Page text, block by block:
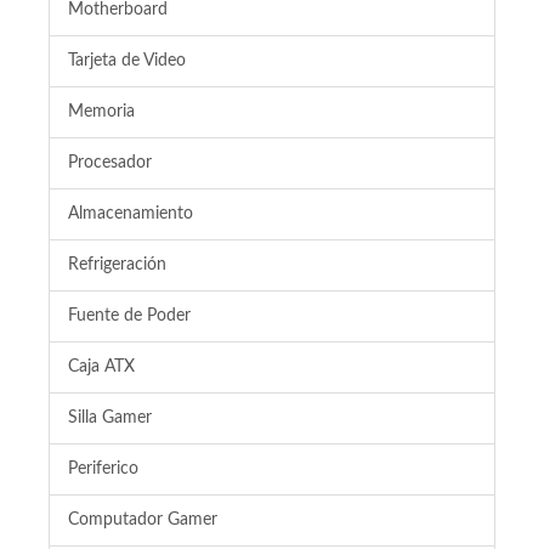
Motherboard
Tarjeta de Video
Memoria
Procesador
Almacenamiento
Refrigeración
Fuente de Poder
Caja ATX
Silla Gamer
Periferico
Computador Gamer